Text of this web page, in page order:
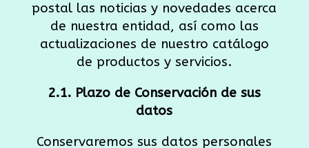
postal las noticias y novedades acerca
de nuestra entidad, así como las
actualizaciones de nuestro catálogo
de productos y servicios.
2.1. Plazo de Conservación de sus
datos
Conservaremos sus datos personales